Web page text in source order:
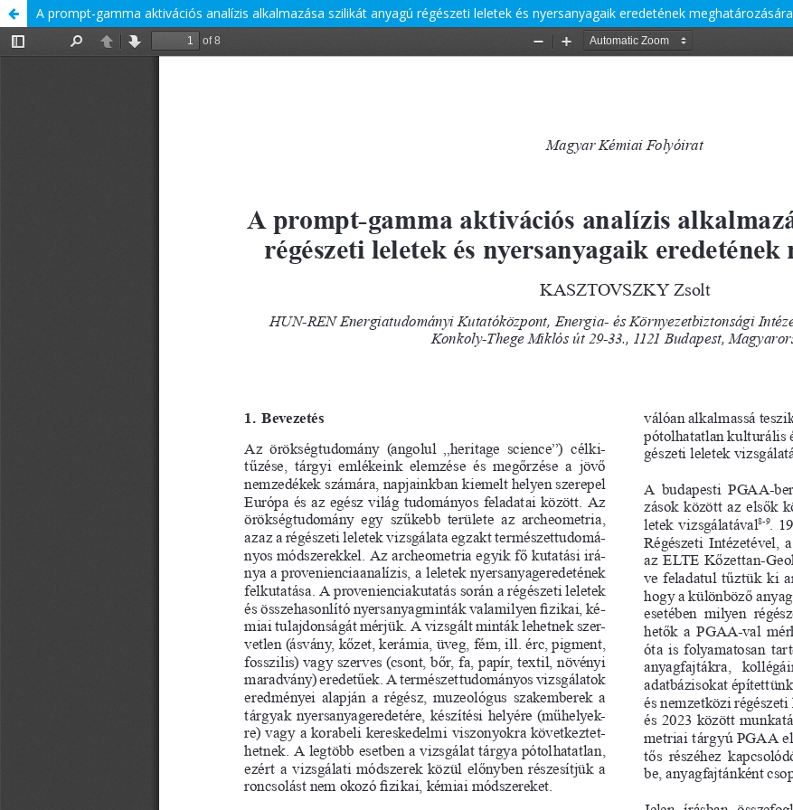
A prompt-gamma aktivációs analízis alkalmazása szilikát anyagú régészeti leletek és nyersanyagaik eredetének meghatározására